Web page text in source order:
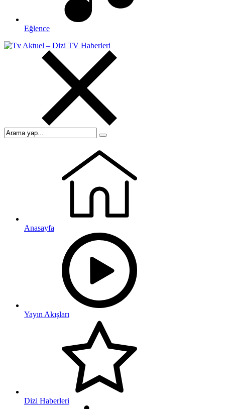
Eğlence
Anasayfa
Yayın Akışları
Dizi Haberleri